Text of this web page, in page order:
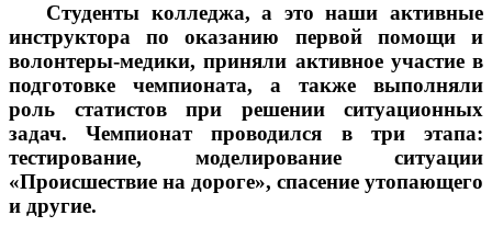
Студенты колледжа, а это наши активные
инструктора по оказанию первой помощи и
волонтеры-медики, приняли активное участие в
подготовке чемпионата, а также выполняли
роль статистов при решении ситуационных
задач. Чемпионат проводился в три этапа:
тестирование, моделирование ситуации
«Происшествие на дороге», спасение утопающего
и другие.